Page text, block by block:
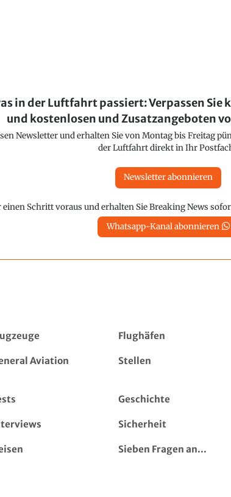
in der Luftfahrt passiert: Verpassen
und kostenlosen und Zusatzangeboten
Newsletter und erhalten Sie von Montag bis Freitag
der Luftfahrt direkt in Ihr
Newsletter abonnieren
einen Schritt voraus und erhalten Sie Breaking News
Whatsapp-Kanal abonnieren
Flughäfen
Aviation Stellen
Geschichte
Sicherheit
Sieben Fragen an...